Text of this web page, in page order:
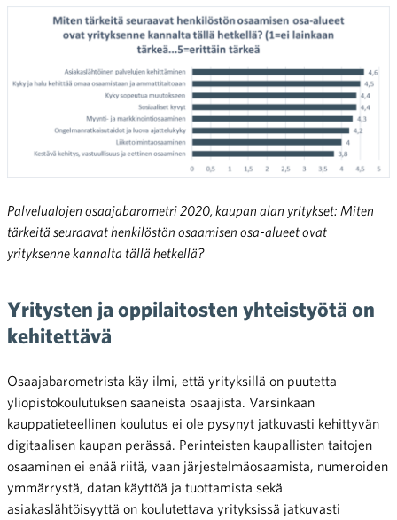
Palvelualojen osaajabarometri 2020, kaupan alan yritykset: Miten
tärkeitä seuraavat henkilöstön osaamisen osa-alueet ovat
yrityksenne kannalta tällä hetkellä?
Yritysten ja oppilaitosten yhteistyötä on
kehitettävä
Osaajabarometrista käy ilmi, että yrityksillä on puutetta
yliopistokoulutuksen saaneista osaajista. Varsinkaan
kauppatieteellinen koulutus ei ole pysynyt jatkuvasti kehittyvän
digitaalisen kaupan perässä. Perinteisten kaupallisten taitojen
osaaminen ei enää riitä, vaan järjestelmäosaamista, numeroiden
ymmärrystä, datan käyttöä ja tuottamista sekä
asiakaslähtöisyyttä on koulutettava yrityksissä jatkuvasti